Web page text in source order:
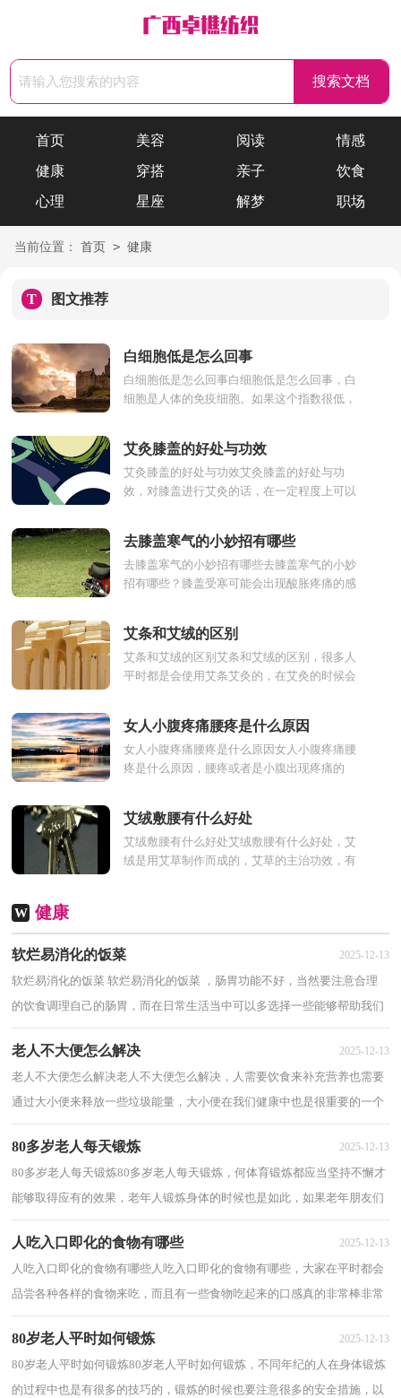
首页 美容 阅读
情感
健康
穿搭 亲子
饮食
心理
星座 解梦 职场
当前位置： 首页 > 健康
T 图文推荐
白细胞低是怎么回事
白细胞低是怎么回事白细胞低是怎么回事，白
细胞是人体的免疫细胞。如果这个指数很低，
艾灸膝盖的好处与功效
艾灸膝盖的好处与功效艾灸膝盖的好处与功
效，对膝盖进行艾灸的话，在一定程度上可以
去膝盖寒气的小妙招有哪些
去膝盖寒气的小妙招有哪些去膝盖寒气的小妙
招有哪些？膝盖受寒可能会出现酸胀疼痛的感
艾条和艾绒的区别
艾条和艾绒的区别艾条和艾绒的区别，很多人
平时都是会使用艾条艾灸的，在艾灸的时候会
女人小腹疼痛腰疼是什么原因
女人小腹疼痛腰疼是什么原因女人小腹疼痛腰
疼是什么原因，腰疼或者是小腹出现疼痛的
艾绒敷腰有什么好处
艾绒敷腰有什么好处艾绒敷腰有什么好处，艾
绒是用艾草制作而成的，艾草的主治功效，有
W 健康
软烂易消化的饭菜 2025-12-13
软烂易消化的饭菜 软烂易消化的饭菜 ，肠胃功能不好，当然要注意合理
的饮食调理自己的肠胃，而在日常生活当中可以多选择一些能够帮助我们
保护肠胃的食物，下面来看看软烂易消化的饭...
老人不大便怎么解决 2025-12-13
老人不大便怎么解决老人不大便怎么解决，人需要饮食来补充营养也需要
通过大小便来释放一些垃圾能量，大小便在我们健康中也是很重要的一个
步骤，下面介绍老人不大便怎么解决。 ...
80多岁老人每天锻炼 2025-12-13
80多岁老人每天锻炼80多岁老人每天锻炼，何体育锻炼都应当坚持不懈才
能够取得应有的效果，老年人锻炼身体的时候也是如此，如果老年朋友们
在锻炼身体的时候两天晒网，3天打鱼，进行间...
人吃入口即化的食物有哪些 2025-12-13
人吃入口即化的食物有哪些人吃入口即化的食物有哪些，大家在平时都会
品尝各种各样的食物来吃，而且有一些食物吃起来的口感真的非常棒非常
好吃，可以说是吃上一次就忘不掉了，下面来...
80岁老人平时如何锻炼 2025-12-13
80岁老人平时如何锻炼80岁老人平时如何锻炼，不同年纪的人在身体锻炼
的过程中也是有很多的技巧的，锻炼的时候也要注意很多的安全措施，以